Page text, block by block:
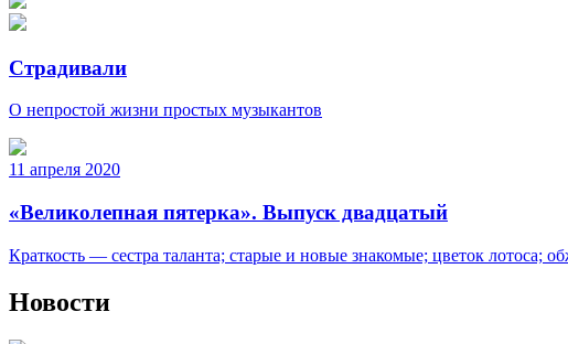
Страдивали
О непростой жизни простых музыкантов
11 апреля 2020
«Великолепная пятерка». Выпуск двадцатый
Краткость — сестра таланта; старые и новые знакомые; цветок
Новости